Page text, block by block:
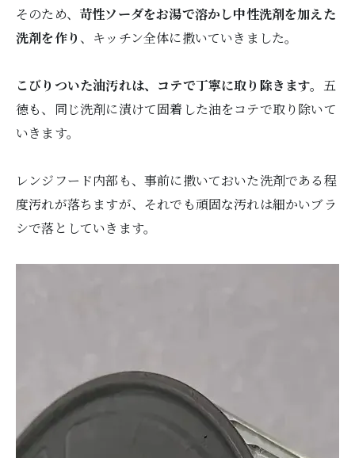
そのため、 苛性ソーダをお湯で溶かし中性洗剤を加えた
洗剤を作り、キッチン全体に撒いていきました。
こびりついた油汚れは、コテで丁寧に取り除きます。 五
徳も、同じ洗剤に漬けて固着した油をコテで取り除いて
いきます。
レンジフード内部も、事前に撒いておいた洗剤である程
度汚れが落ちますが、それでも頑固な汚れは細かいブラ
シで落としていきます。